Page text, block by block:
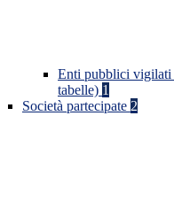
Enti pubblici vigilati
tabelle) 1
Società partecipate 2